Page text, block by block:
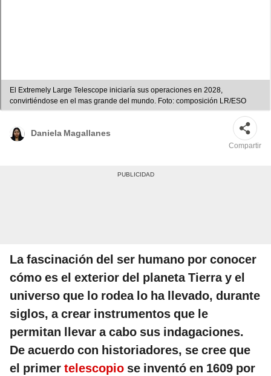
El Extremely Large Telescope iniciaría sus operaciones en 2028,
convirtiéndose en el mas grande del mundo. Foto: composición LR/ESO
Daniela Magallanes
Compartir
La fascinación del ser humano por conocer
cómo es el exterior del planeta Tierra y el
universo que lo rodea lo ha llevado, durante
siglos, a crear instrumentos que le
permitan llevar a cabo sus indagaciones.
De acuerdo con historiadores, se cree que
el primer telescopio se inventó en 1609 por